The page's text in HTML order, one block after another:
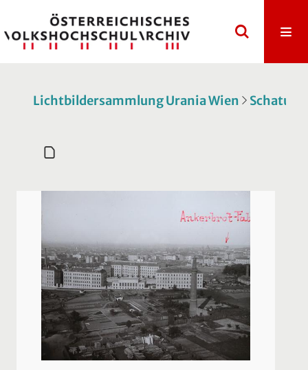
Lichtbildersammlung Urania Wien